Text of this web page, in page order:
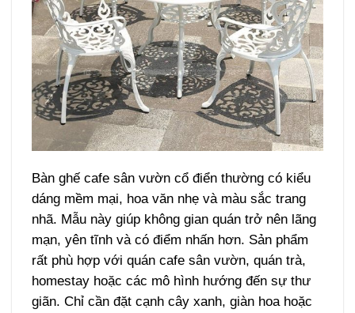
Bàn ghế cafe sân vườn cổ điển thường có kiểu
dáng mềm mại, hoa văn nhẹ và màu sắc trang
nhã. Mẫu này giúp không gian quán trở nên lãng
mạn, yên tĩnh và có điểm nhấn hơn. Sản phẩm
rất phù hợp với quán cafe sân vườn, quán trà,
homestay hoặc các mô hình hướng đến sự thư
giãn. Chỉ cần đặt cạnh cây xanh, giàn hoa hoặc